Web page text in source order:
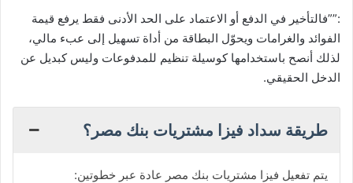
:””فالتأخير في الدفع أو الاعتماد على الحد الأدنى فقط يرفع قيمة
الفوائد والغرامات ويحوّل البطاقة من أداة تسهيل إلى عبء مالي،
لذلك أنصح باستخدامها كوسيلة تنظيم للمدفوعات وليس كبديل عن
الدخل الحقيقي.
طريقة سداد فيزا مشتريات بنك مصر؟
يتم تفعيل فيزا مشتريات بنك مصر عادة عبر خطوتين: